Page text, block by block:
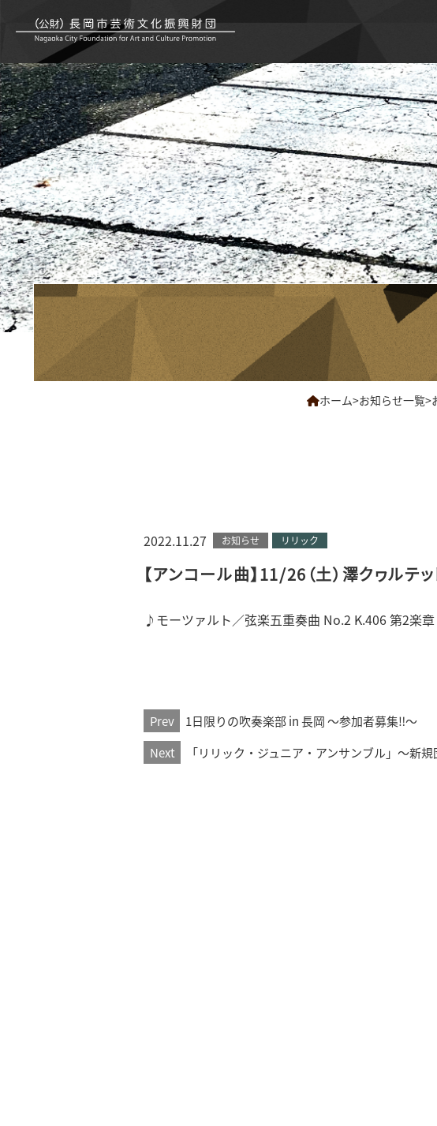
ホーム>お知らせ一覧>
2022.11.27 お知らせ リリック
【アンコール曲】11/26（土）澤クヮルテ
♪モーツァルト／弦楽五重奏曲 No.2 K.406 第2楽章
Prev
1日限りの吹奏楽部 in 長岡 ～参加者募集‼～
Next
「リリック・ジュニア・アンサンブル」～新